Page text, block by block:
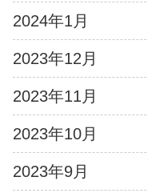
2024年1月
2023年12月
2023年11月
2023年10月
2023年9月